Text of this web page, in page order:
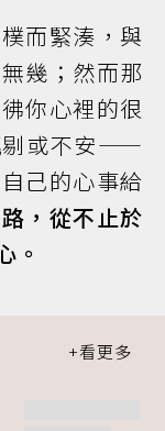
而緊湊，與
幾；然而那
你心裡的很
或不安——
己的心事給
，從不止於
。